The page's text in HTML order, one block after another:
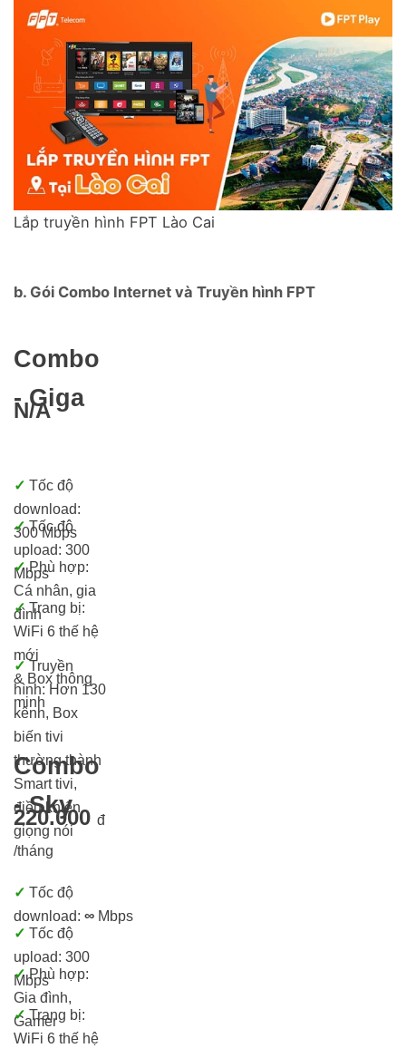
Lắp truyền hình FPT Lào Cai
b. Gói Combo Internet và Truyền hình FPT
Combo
- Giga
N/A
✓ Tốc độ
download:
300 Mbps
✓Tốc độ
upload: 300
Mbps
✓Phù hợp:
Cá nhân, gia
đình
✓Trang bị:
WiFi 6 thế hệ
mới
& Box thông
minh
✓ Truyền
hình: Hơn 130
kênh, Box
biến tivi
thường thành
Smart tivi,
điều khiển
giọng nói
Combo
- Sky
220.000 đ
/tháng
✓ Tốc độ
download: ∞ Mbps
✓ Tốc độ
upload: 300
Mbps
✓Phù hợp:
Gia đình,
Gamer
✓Trang bị:
WiFi 6 thế hệ